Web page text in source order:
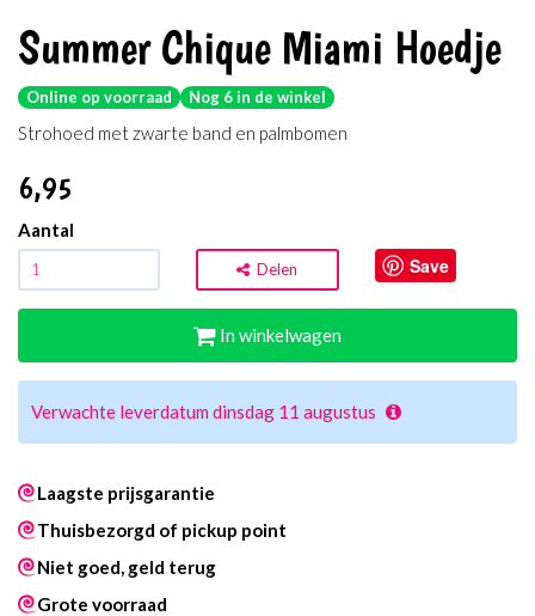
Summer Chique Miami Hoedje
Online op voorraad Nog 6 in de winkel
Strohoed met zwarte band en palmbomen
6,95
Aantal
Delen Save
In winkelwagen
Verwachte leverdatum dinsdag 11 augustus
Laagste prijsgarantie
Thuisbezorgd of pickup point
Niet goed, geld terug
Grote voorraad